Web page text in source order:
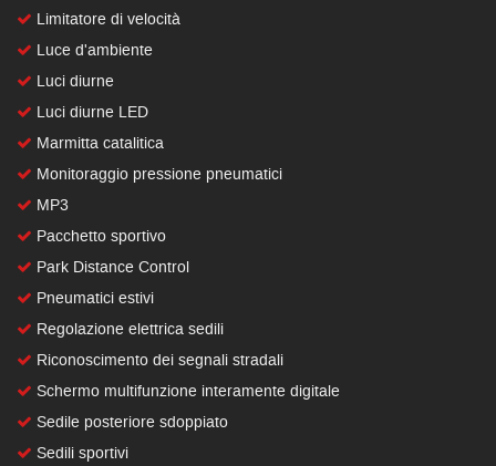
Limitatore di velocità
Luce d'ambiente
Luci diurne
Luci diurne LED
Marmitta catalitica
Monitoraggio pressione pneumatici
MP3
Pacchetto sportivo
Park Distance Control
Pneumatici estivi
Regolazione elettrica sedili
Riconoscimento dei segnali stradali
Schermo multifunzione interamente digitale
Sedile posteriore sdoppiato
Sedili sportivi